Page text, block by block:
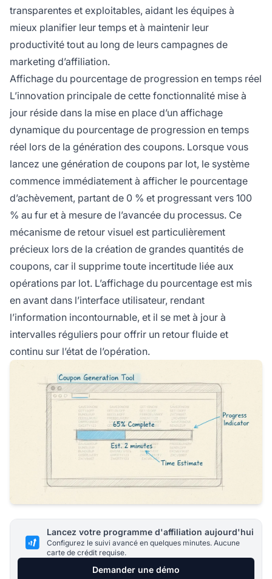
transparentes et exploitables, aidant les équipes à
mieux planifier leur temps et à maintenir leur
productivité tout au long de leurs campagnes de
marketing d’affiliation.
Affichage du pourcentage de progression en temps réel
L’innovation principale de cette fonctionnalité mise à
jour réside dans la mise en place d’un affichage
dynamique du pourcentage de progression en temps
réel lors de la génération des coupons. Lorsque vous
lancez une génération de coupons par lot, le système
commence immédiatement à afficher le pourcentage
d’achèvement, partant de 0 % et progressant vers 100
% au fur et à mesure de l’avancée du processus. Ce
mécanisme de retour visuel est particulièrement
précieux lors de la création de grandes quantités de
coupons, car il supprime toute incertitude liée aux
opérations par lot. L’affichage du pourcentage est mis
en avant dans l’interface utilisateur, rendant
l’information incontournable, et il se met à jour à
intervalles réguliers pour offrir un retour fluide et
continu sur l’état de l’opération.
Lancez votre programme d'affiliation aujourd'hui
Configurez le suivi avancé en quelques minutes. Aucune
carte de crédit requise.
Demander une démo